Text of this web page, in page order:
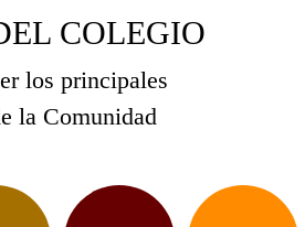
COLEGIO
los principales
la Comunidad